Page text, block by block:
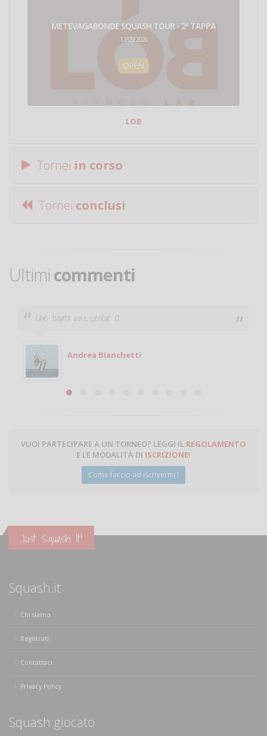
METEVAGABONDE SQUASH TOUR - 2ª TAPPA
12/09/2026
OPEN
LOB
Tornei in corso
Tornei conclusi
Ultimi commenti
Che figata pazzesca! :O
Andrea Bianchetti
VUOI PARTECIPARE A UN TORNEO? LEGGI IL REGOLAMENTO
E LE MODALITÀ DI ISCRIZIONE!
Come faccio ad iscrivermi?
Just Squash It!
Squash.it
Chi siamo
Registrati
Contattaci
Privacy Policy
Squash giocato